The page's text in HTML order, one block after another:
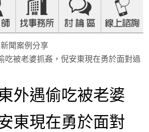
新聞案例分享
吃被老婆抓姦，倪安東現在勇於面對過
外遇偷吃被老婆
東現在勇於面對